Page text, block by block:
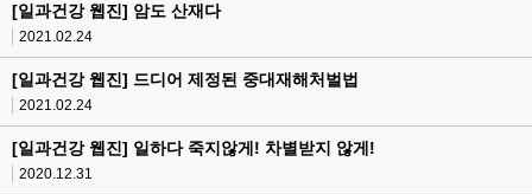
[일과건강 웹진] 암도 산재다
2021.02.24
[일과건강 웹진] 드디어 제정된 중대재해처벌법
2021.02.24
[일과건강 웹진] 일하다 죽지않게! 차별받지 않게!
2020.12.31